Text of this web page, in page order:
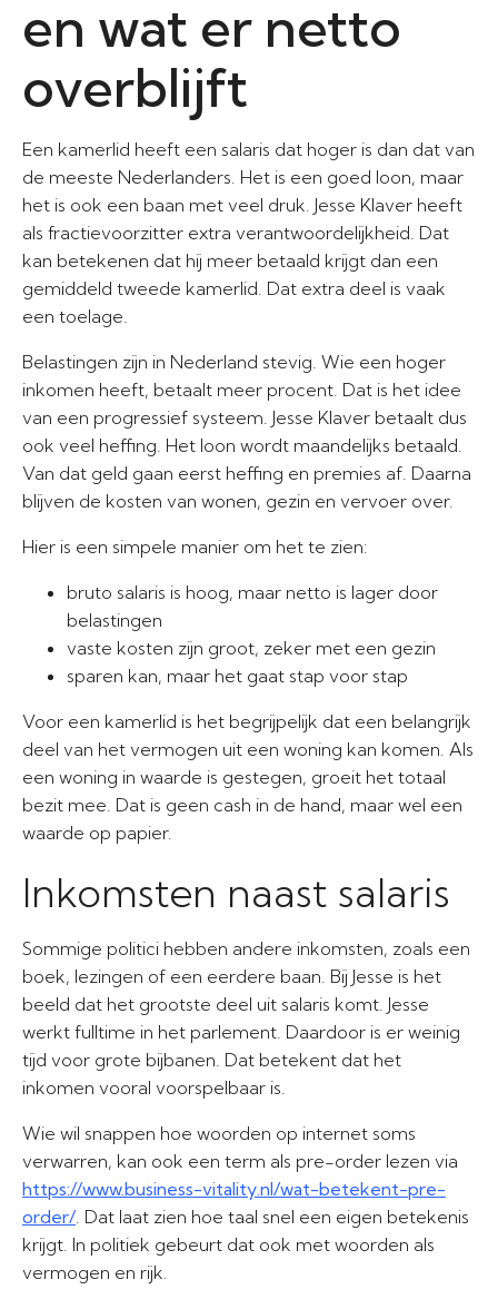
en wat er netto
overblijft
Een kamerlid heeft een salaris dat hoger is dan dat van
de meeste Nederlanders. Het is een goed loon, maar
het is ook een baan met veel druk. Jesse Klaver heeft
als fractievoorzitter extra verantwoordelijkheid. Dat
kan betekenen dat hij meer betaald krijgt dan een
gemiddeld tweede kamerlid. Dat extra deel is vaak
een toelage.
Belastingen zijn in Nederland stevig. Wie een hoger
inkomen heeft, betaalt meer procent. Dat is het idee
van een progressief systeem. Jesse Klaver betaalt dus
ook veel heffing. Het loon wordt maandelijks betaald.
Van dat geld gaan eerst heffing en premies af. Daarna
blijven de kosten van wonen, gezin en vervoer over.
Hier is een simpele manier om het te zien:
bruto salaris is hoog, maar netto is lager door
belastingen
vaste kosten zijn groot, zeker met een gezin
sparen kan, maar het gaat stap voor stap
Voor een kamerlid is het begrijpelijk dat een belangrijk
deel van het vermogen uit een woning kan komen. Als
een woning in waarde is gestegen, groeit het totaal
bezit mee. Dat is geen cash in de hand, maar wel een
waarde op papier.
Inkomsten naast salaris
Sommige politici hebben andere inkomsten, zoals een
boek, lezingen of een eerdere baan. Bij Jesse is het
beeld dat het grootste deel uit salaris komt. Jesse
werkt fulltime in het parlement. Daardoor is er weinig
tijd voor grote bijbanen. Dat betekent dat het
inkomen vooral voorspelbaar is.
Wie wil snappen hoe woorden op internet soms
verwarren, kan ook een term als pre-order lezen via
https://www.business-vitality.nl/wat-betekent-pre-
order/. Dat laat zien hoe taal snel een eigen betekenis
krijgt. In politiek gebeurt dat ook met woorden als
vermogen en rijk.